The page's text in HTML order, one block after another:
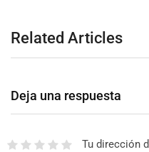
Related Articles
Deja una respuesta
Tu dirección